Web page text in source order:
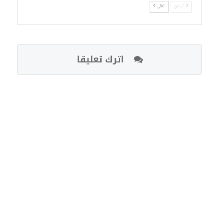
السابق التالي
اترك تعليقا